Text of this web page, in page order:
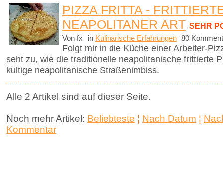
PIZZA FRITTA -
NEAPOLITANER ART SEHR
Von fx in Kulinarische Erfahrungen 80
Folgt mir in die Küche einer Arbeiter-
seht zu, wie die traditionelle neapolitanische frittierte
kultige neapolitanische Straßenimbiss.
Alle 2 Artikel sind auf dieser Seite.
Noch mehr Artikel: Beliebteste ¦ Nach Datum ¦
Kommentar